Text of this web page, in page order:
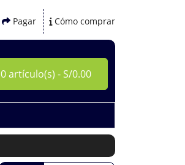
Pagar Cómo comprar
0 artículo(s) - S/0.00